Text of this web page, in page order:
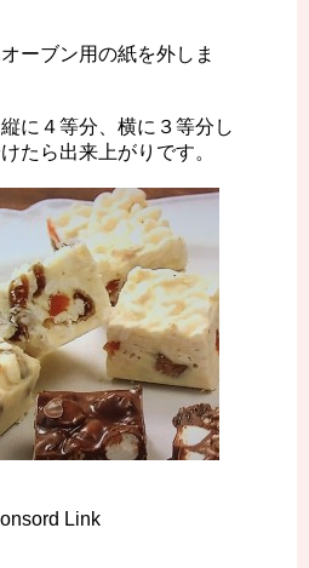
ーブン用の紙を外しま
に４等分、横に３等分し
たら出来上がりです。
Link